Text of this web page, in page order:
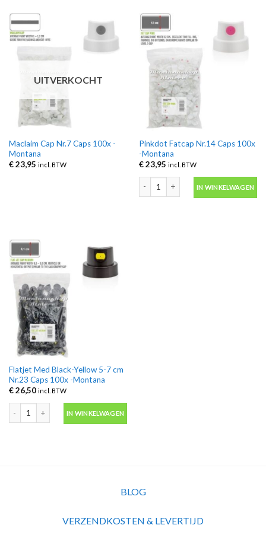
UITVERKOCHT
Maclaim Cap Nr.7 Caps 100x -
Montana
€23,95 incl. BTW
Pinkdot Fatcap Nr.14 Caps 100x
-Montana
€23,95 incl. BTW
IN WINKELWAGEN
Flatjet Med Black-Yellow 5-7 cm
Nr.23 Caps 100x -Montana
€26,50 incl. BTW
Flatjet Med Black-Yellow 5-7 cm Nr.23 Caps 100x -Montana aantal
IN WINKELWAGEN
BLOG
VERZENDKOSTEN & LEVERTIJD